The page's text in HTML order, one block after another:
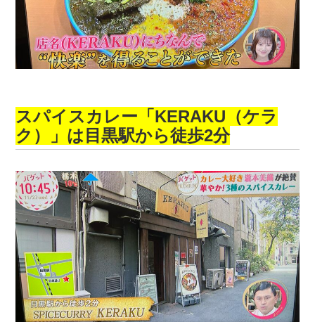
スパイスカレー「KERAKU（ケラ
ク）」は目黒駅から徒歩2分